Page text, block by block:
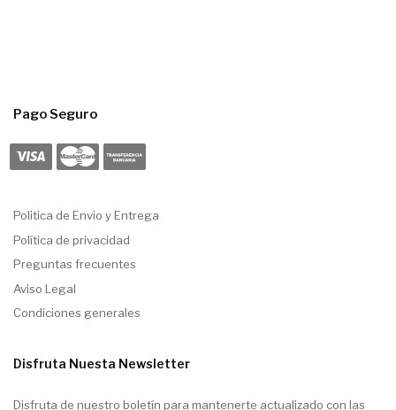
Pago Seguro
Politica de Envio y Entrega
Política de privacidad
Preguntas frecuentes
Aviso Legal
Condiciones generales
Disfruta Nuesta Newsletter
Disfruta de nuestro boletín para mantenerte actualizado con las